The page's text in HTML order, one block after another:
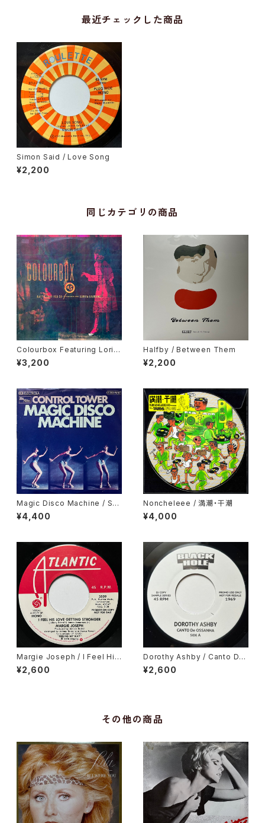
最近チェックした商品
Simon Said / Love Song
¥2,200
同じカテゴリの商品
Colourbox Featuring Lorita
Grahame / Baby I Love You
So
¥3,200
Halfby / Between Them
¥2,200
Magic Disco Machine / Scr
atchin'
¥4,400
Noncheleee / 満潮・干潮
¥4,000
Margie Joseph / I Feel His
Love Getting Stronger
¥2,600
Dorothy Ashby / Canto De
Ossanha, Cause I Need It
¥2,600
その他の商品